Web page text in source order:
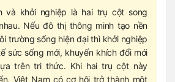
và khởi nghiệp là hai trụ cột song
Nếu đô thị thông minh tạo nền
trường sống hiện đại thì khởi nghiệp
sức sống mới, khuyến khích đổi mới
trên tri thức. Khi hai trụ cột này
Việt Nam có cơ hội trở thành một